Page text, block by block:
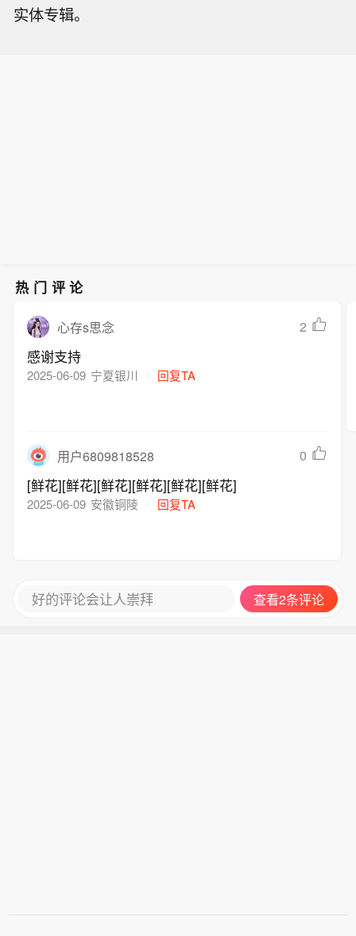
实体专辑。
热门评论
心存s思念 2
感谢支持
2025-06-09 宁夏银川 回复TA
用户6809818528 0
[鲜花][鲜花][鲜花][鲜花][鲜花][鲜花]
2025-06-09 安徽铜陵 回复TA
好的评论会让人崇拜 查看2条评论